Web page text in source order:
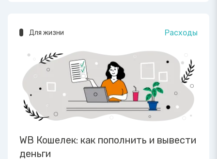
Для жизни Расходы
WB Кошелек: как пополнить и вывести
деньги